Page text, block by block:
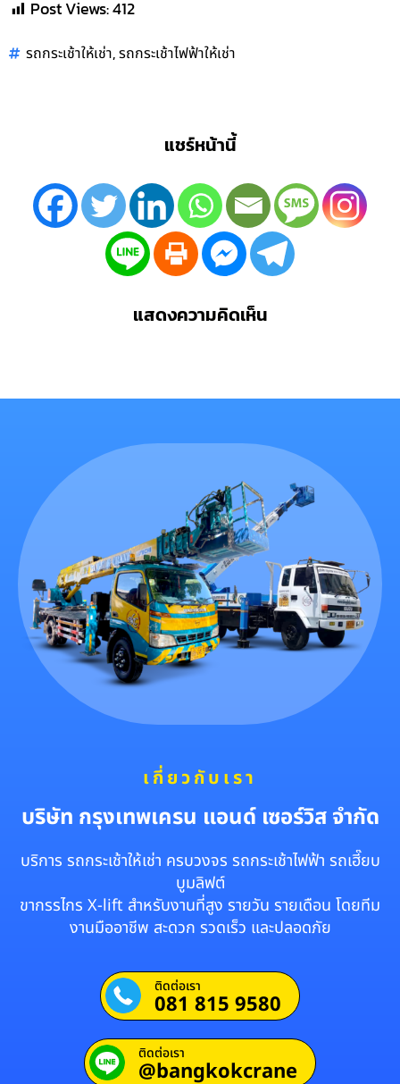
Post Views:412
รถกระเช้าให้เช่า,รถกระเช้าไฟฟ้าให้เช่า
แชร์หน้านี้
แสดงความคิดเห็น
เกี่ยวกับเรา
บริษัท กรุงเทพเครน แอนด์ เซอร์วิส จำกัด
บริการ รถกระเช้าให้เช่า ครบวงจร รถกระเช้าไฟฟ้า รถเฮี๊ยบ
บูมลิฟต์
ขากรรไกร X-lift สำหรับงานที่สูง รายวัน รายเดือน โดยทีม
งานมืออาชีพ สะดวก รวดเร็ว และปลอดภัย
ติดต่อเรา
081 815 9580
ติดต่อเรา
@bangkokcrane